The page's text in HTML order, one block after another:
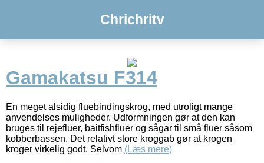
Chrichritv
Gamakatsu F314
En meget alsidig fluebindingskrog, med utroligt mange
anvendelses muligheder. Udformningen gør at den kan
bruges til rejefluer, baitfishfluer og sågar til små fluer såsom
kobberbassen. Det relativt store kroggab gør at krogen
kroger virkelig godt. Selvom (Læs mere)